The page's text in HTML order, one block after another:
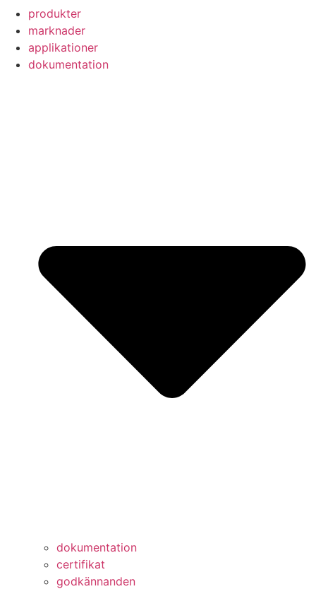
produkter
marknader
applikationer
dokumentation
dokumentation
certifikat
godkännanden